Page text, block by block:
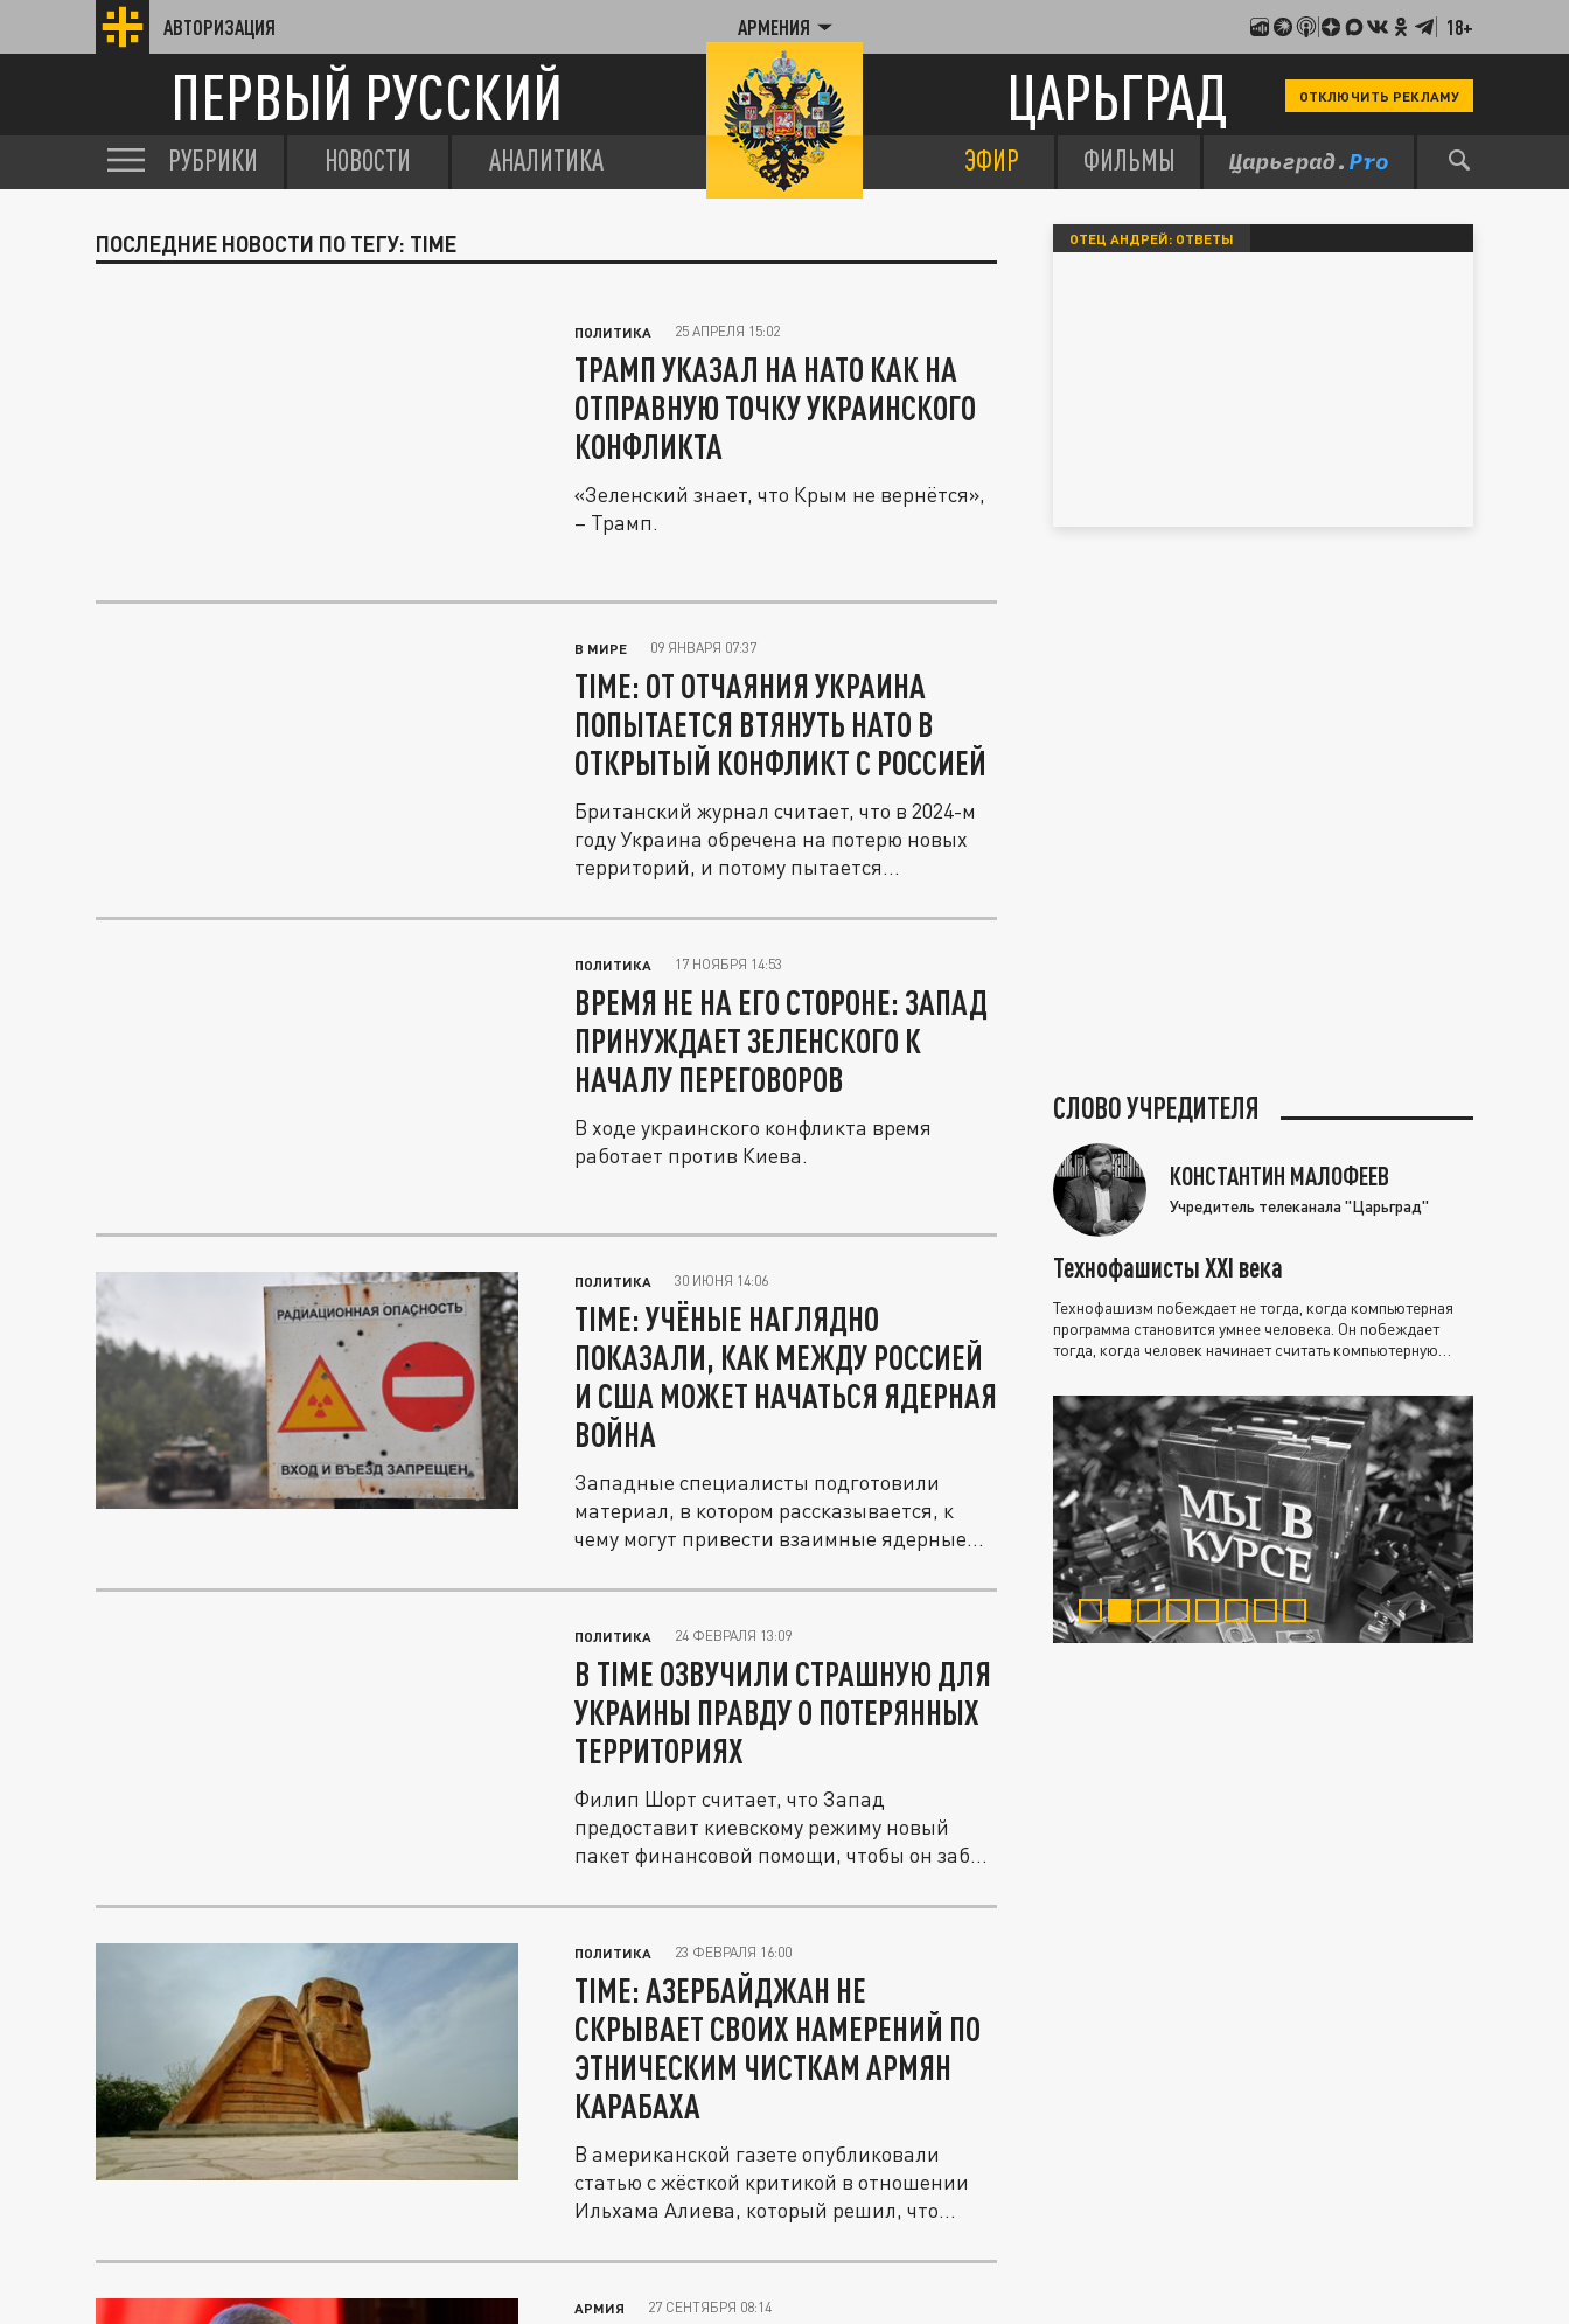
АВТОРИЗАЦИЯ АРМЕНИЯ 18+
ПЕРВЫЙ РУССКИЙ ЦАРЬГРАД ОТКЛЮЧИТЬ РЕКЛАМУ
РУБРИКИ НОВОСТИ АНАЛИТИКА ЭФИР ФИЛЬМЫ
ПОСЛЕДНИЕ НОВОСТИ ПО ТЕГУ: TIME
ПОЛИТИКА 25 АПРЕЛЯ 15:02
ТРАМП УКАЗАЛ НА НАТО КАК НА
ОТПРАВНУЮ ТОЧКУ УКРАИНСКОГО
КОНФЛИКТА
«Зеленский знает, что Крым не вернётся»,
– Трамп.
В МИРЕ 09 ЯНВАРЯ 07:37
TIME: ОТ ОТЧАЯНИЯ УКРАИНА
ПОПЫТАЕТСЯ ВТЯНУТЬ НАТО В
ОТКРЫТЫЙ КОНФЛИКТ С РОССИЕЙ
Британский журнал считает, что в 2024-м
году Украина обречена на потерю новых
территорий, и потому пытается...
ПОЛИТИКА 17 НОЯБРЯ 14:53
ВРЕМЯ НЕ НА ЕГО СТОРОНЕ: ЗАПАД
ПРИНУЖДАЕТ ЗЕЛЕНСКОГО К
НАЧАЛУ ПЕРЕГОВОРОВ
В ходе украинского конфликта время
работает против Киева.
ПОЛИТИКА 30 ИЮНЯ 14:06
TIME: УЧЁНЫЕ НАГЛЯДНО
ПОКАЗАЛИ, КАК МЕЖДУ РОССИЕЙ
И США МОЖЕТ НАЧАТЬСЯ ЯДЕРНАЯ
ВОЙНА
Западные специалисты подготовили
материал, в котором рассказывается, к
чему могут привести взаимные ядерные...
ПОЛИТИКА 24 ФЕВРАЛЯ 13:09
В TIME ОЗВУЧИЛИ СТРАШНУЮ ДЛЯ
УКРАИНЫ ПРАВДУ О ПОТЕРЯННЫХ
ТЕРРИТОРИЯХ
Филип Шорт считает, что Запад
предоставит киевскому режиму новый
пакет финансовой помощи, чтобы он забыл
ПОЛИТИКА 23 ФЕВРАЛЯ 16:00
TIME: АЗЕРБАЙДЖАН НЕ
СКРЫВАЕТ СВОИХ НАМЕРЕНИЙ ПО
ЭТНИЧЕСКИМ ЧИСТКАМ АРМЯН
КАРАБАХА
В американской газете опубликовали
статью с жёсткой критикой в отношении
Ильхама Алиева, который решил, что...
АРМИЯ 27 СЕНТЯБРЯ 08:14
ОТЕЦ АНДРЕЙ: ОТВЕТЫ
СЛОВО УЧРЕДИТЕЛЯ
КОНСТАНТИН МАЛОФЕЕВ
Учредитель телеканала "Царьград"
Технофашисты XXI века
Технофашизм побеждает не тогда, когда компьютерная
программа становится умнее человека. Он побеждает
тогда, когда человек начинает считать компьютерную